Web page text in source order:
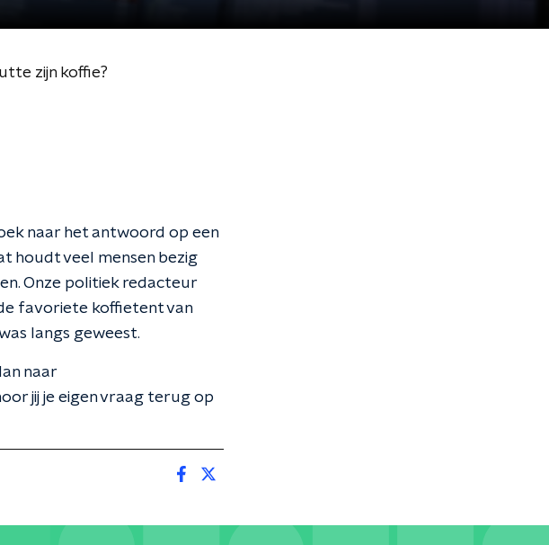
zijn koffie?
naar het antwoord op een
houdt veel mensen bezig
Onze politiek redacteur
favoriete koffietent van
langs geweest.
naar
jij je eigen vraag terug op